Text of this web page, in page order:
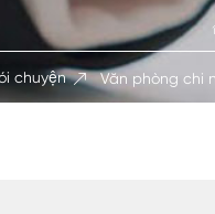
chuyện  Văn phòng chi